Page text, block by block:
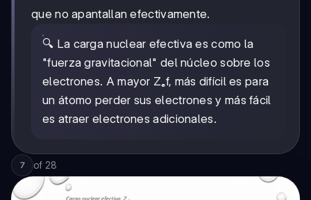
que no apantallan efectivamente.
🔍 La carga nuclear efectiva es como la
"fuerza gravitacional" del núcleo sobre los
electrones. A mayor Zₑf, más difícil es para
un átomo perder sus electrones y más fácil
es atraer electrones adicionales.
7 of 28